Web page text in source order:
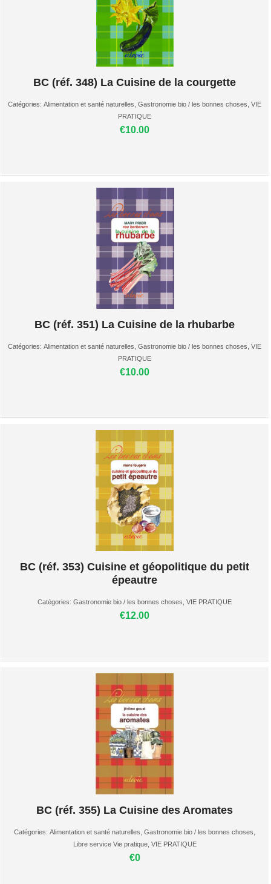
BC (réf. 348) La Cuisine de la courgette
Catégories: Alimentation et santé naturelles Gastronomie bio / les bonnes choses VIE
PRATIQUE
€10.00
BC (réf. 351) La Cuisine de la rhubarbe
Catégories: Alimentation et santé naturelles Gastronomie bio / les bonnes choses VIE
PRATIQUE
€10.00
BC (réf. 353) Cuisine et géopolitique du petit
épeautre
Catégories: Gastronomie bio / les bonnes choses VIE PRATIQUE
€12.00
BC (réf. 355) La Cuisine des Aromates
Catégories: Alimentation et santé naturelles Gastronomie bio / les bonnes choses
Libre service Vie pratique, VIE PRATIQUE
€0